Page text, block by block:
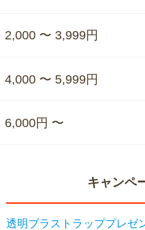
2,000 〜 3,999円
4,000 〜 5,999円
6,000円 〜
キャンペ
透明ブラストラッププレゼ